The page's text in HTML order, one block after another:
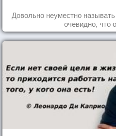
Довольно неуместно
очевидно, что